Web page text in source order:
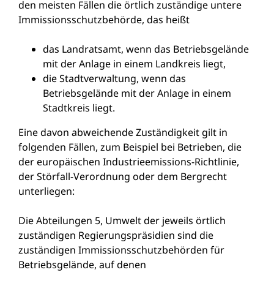
den meisten Fällen die örtlich zuständige untere
Immissionsschutzbehörde, das heißt
das Landratsamt, wenn das Betriebsgelände
mit der Anlage in einem Landkreis liegt,
die Stadtverwaltung, wenn das
Betriebsgelände mit der Anlage in einem
Stadtkreis liegt.
Eine davon abweichende Zuständigkeit gilt in
folgenden Fällen, zum Beispiel bei Betrieben, die
der europäischen Industrieemissions-Richtlinie,
der Störfall-Verordnung oder dem Bergrecht
unterliegen:
Die Abteilungen 5, Umwelt der jeweils örtlich
zuständigen Regierungspräsidien sind die
zuständigen Immissionsschutzbehörden für
Betriebsgelände, auf denen